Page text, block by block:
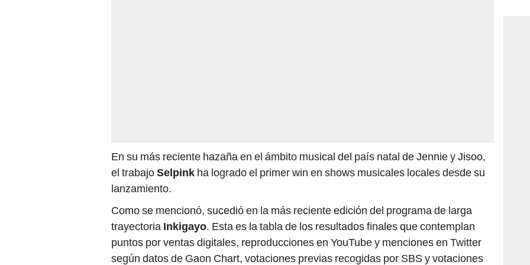
En su más reciente hazaña en el ámbito musical del país natal de Jennie y Jisoo,
el trabajoSelpink ha logrado el primer win en shows musicales locales desde su
lanzamiento.
Como se mencionó, sucedió en la más reciente edición del programa de larga
trayectoria Inkigayo. Esta es la tabla de los resultados finales que contemplan
puntos por ventas digitales, reproducciones en YouTube y menciones en Twitter
según datos de Gaon Chart, votaciones previas recogidas por SBS y votaciones